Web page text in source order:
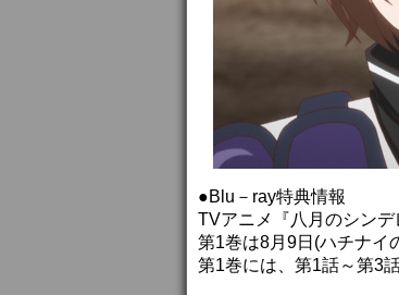
●Blu－ray特典情報
TVアニメ『八月のシンデ
第1巻は8月9日(ハチナイ
第1巻には、第1話～第3